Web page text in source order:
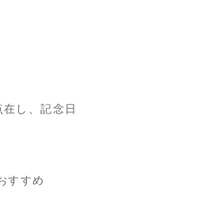
し、記念日
すすめ